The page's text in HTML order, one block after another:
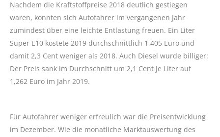
Nachdem die Kraftstoffpreise 2018 deutlich gestiegen
waren, konnten sich Autofahrer im vergangenen Jahr
zumindest über eine leichte Entlastung freuen. Ein Liter
Super E10 kostete 2019 durchschnittlich 1,405 Euro und
damit 2,3 Cent weniger als 2018. Auch Diesel wurde billiger:
Der Preis sank im Durchschnitt um 2,1 Cent je Liter auf
1,262 Euro im Jahr 2019.
Für Autofahrer weniger erfreulich war die Preisentwicklung
im Dezember. Wie die monatliche Marktauswertung des